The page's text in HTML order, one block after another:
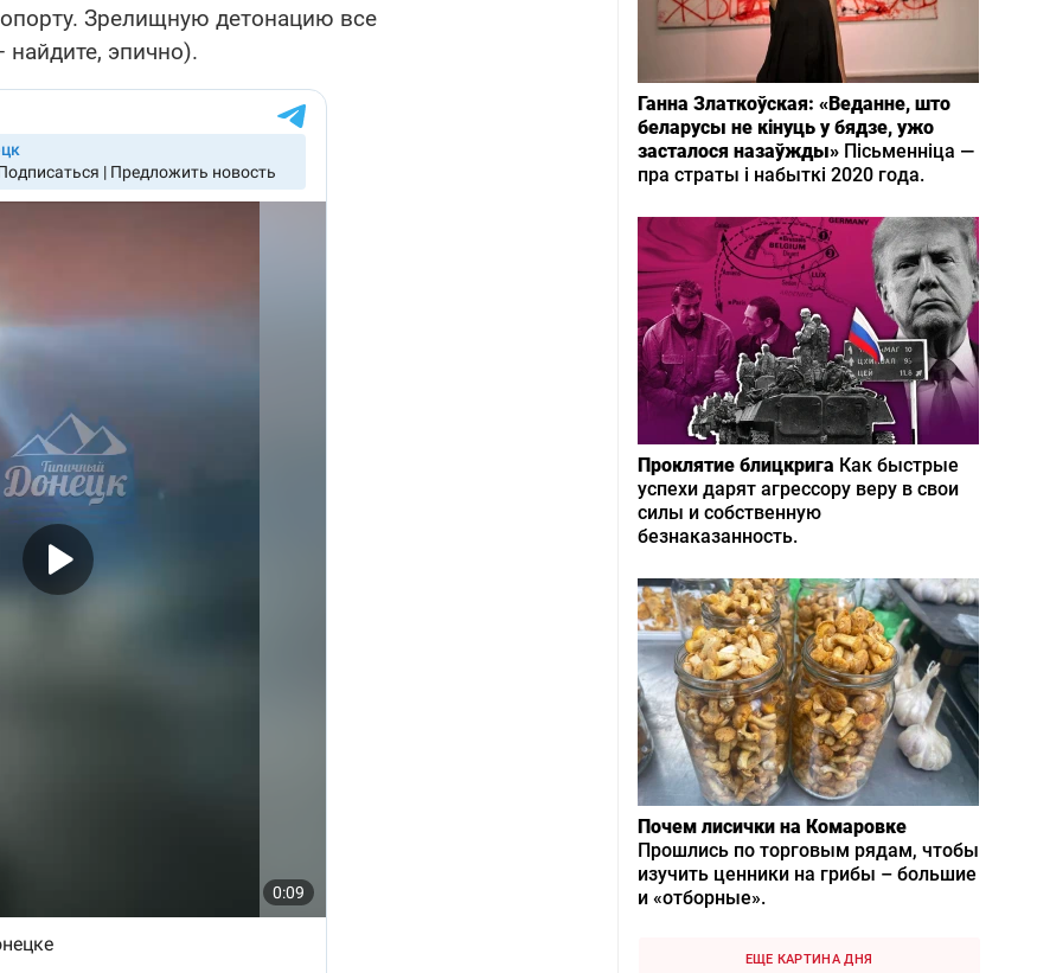
Зрелищную детонацию все
найдите, эпично).
Ганна Златкоўская: «Веданне, што
беларусы не кінуць у бядзе, ужо
засталося назаўжды» Пісьменніца —
пра страты і набыткі 2020 года.
Проклятие блицкрига Как быстрые
успехи дарят агрессору веру в свои
силы и собственную
безнаказанность.
Почем лисички на Комаровке
Прошлись по торговым рядам, чтобы
изучить ценники на грибы – большие
и «отборные».
ЕЩЕ КАРТИНА ДНЯ